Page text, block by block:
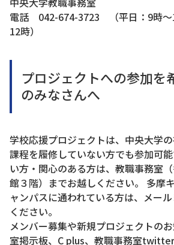
電話 042-674-3723 （平日：9時～
12時）
プロジェクトへの参加を
のみなさんへ
学校応援プロジェクトは、中央大学
課程を履修していない方でも参加可
い方・関心のある方は、教職事務室
館３階）までお越しください。 多摩
ャンパスに通われている方は、メー
ください。
メンバー募集や新規プロジェクトの
室掲示板、C plus、教職事務室